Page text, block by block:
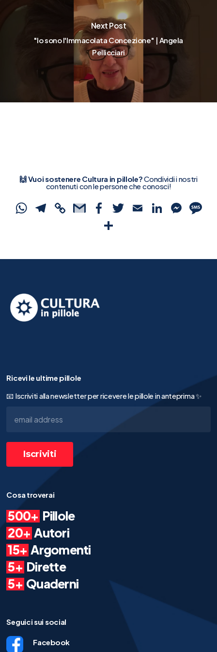
Next Post
"Io sono l'Immacolata Concezione" | Angela
Pellicciari
🙌 Vuoi sostenere Cultura in pillole?Condividi i nostri
contenuti con le persone che conosci!
WhatsApp
Telegram
CopyGmailFacebook
Twitter
Email
Ricevi le ultime pillole
📧 Iscriviti alla newsletter per ricevere le pillole in anteprima ✨
Cosa troverai
500+ Pillole
20+ Autori
15+ Argomenti
5+ Dirette
5+ Quaderni
Seguici sui social
Facebook